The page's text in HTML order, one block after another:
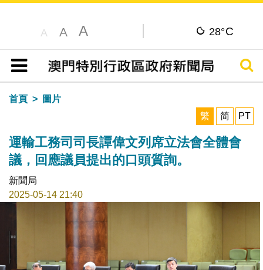
A A A 28°C
目錄
搜尋
首頁
圖片
繁
简 PT
運輸工務司司長譚偉文列席立法會全體會
議，回應議員提出的口頭質詢。
新聞局
2025-05-14 21:40